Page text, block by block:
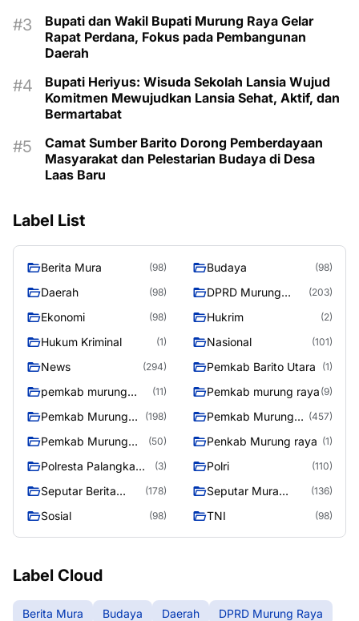
Bupati dan Wakil Bupati Murung Raya Gelar
Rapat Perdana, Fokus pada Pembangunan
Daerah
Bupati Heriyus: Wisuda Sekolah Lansia Wujud
Komitmen Mewujudkan Lansia Sehat, Aktif, dan
Bermartabat
Camat Sumber Barito Dorong Pemberdayaan
Masyarakat dan Pelestarian Budaya di Desa
Laas Baru
Label List
Berita Mura (98) Budaya (98)
Daerah (98)
DPRD Murung
(203)
Ekonomi (98) Hukrim (2)
Hukum Kriminal (1) Nasional (101)
News (294) Pemkab Barito Utara (1)
pemkab murung
(11) Pemkab murung raya (9)
Pemkab Murung
(198)
Pemkab Murung
(457)
Pemkab Murung
(50) Penkab Murung raya (1)
Polresta Palangka
(3) Polri (110)
Seputar Berita
(178)
Seputar Mura
(136)
Sosial (98) TNI (98)
Label Cloud
Berita Mura Budaya Daerah
DPRD Murung Raya